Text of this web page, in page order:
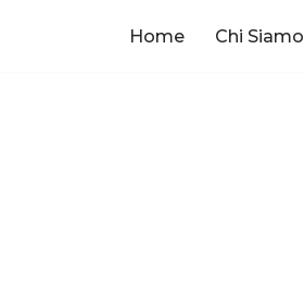
Home Chi Siamo